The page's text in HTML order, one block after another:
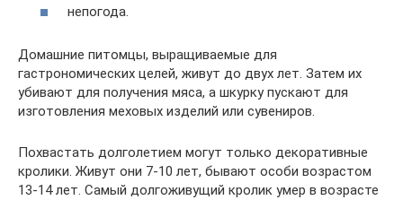
непогода.
Домашние питомцы, выращиваемые для
гастрономических целей, живут до двух лет. Затем их
убивают для получения мяса, а шкурку пускают для
изготовления меховых изделий или сувениров.
Похвастать долголетием могут только декоративные
кролики. Живут они 7-10 лет, бывают особи возрастом
13-14 лет. Самый долгоживущий кролик умер в возрасте